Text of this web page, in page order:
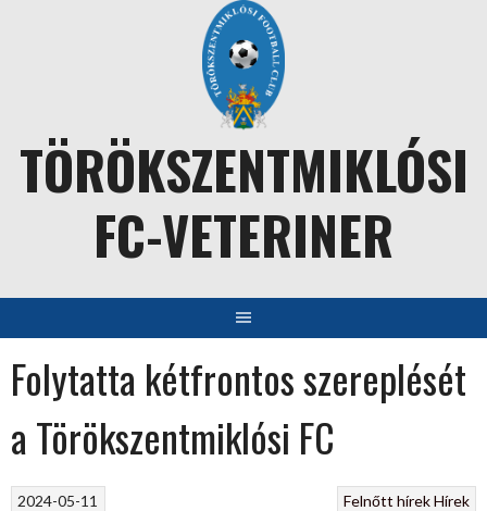
TÖRÖKSZENTMIKLÓSI
FC-VETERINER
Folytatta kétfrontos szereplését
a Törökszentmiklósi FC
Felnőtt hírekHírek
2024-05-11